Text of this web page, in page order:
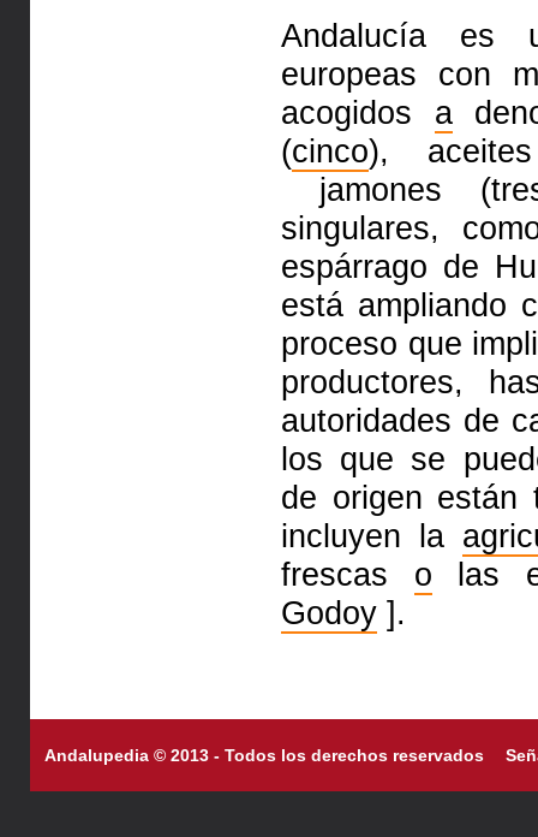
Andalucía es
europeas con
acogidos a
(cinco),
jamones
singulares,
espárrago de
está ampliando
proceso que
productores,
autoridades de
los que se
de origen están
incluyen la
frescas o las
Godoy ].
Andalupedia © 2013 - Todos los derechos reservados